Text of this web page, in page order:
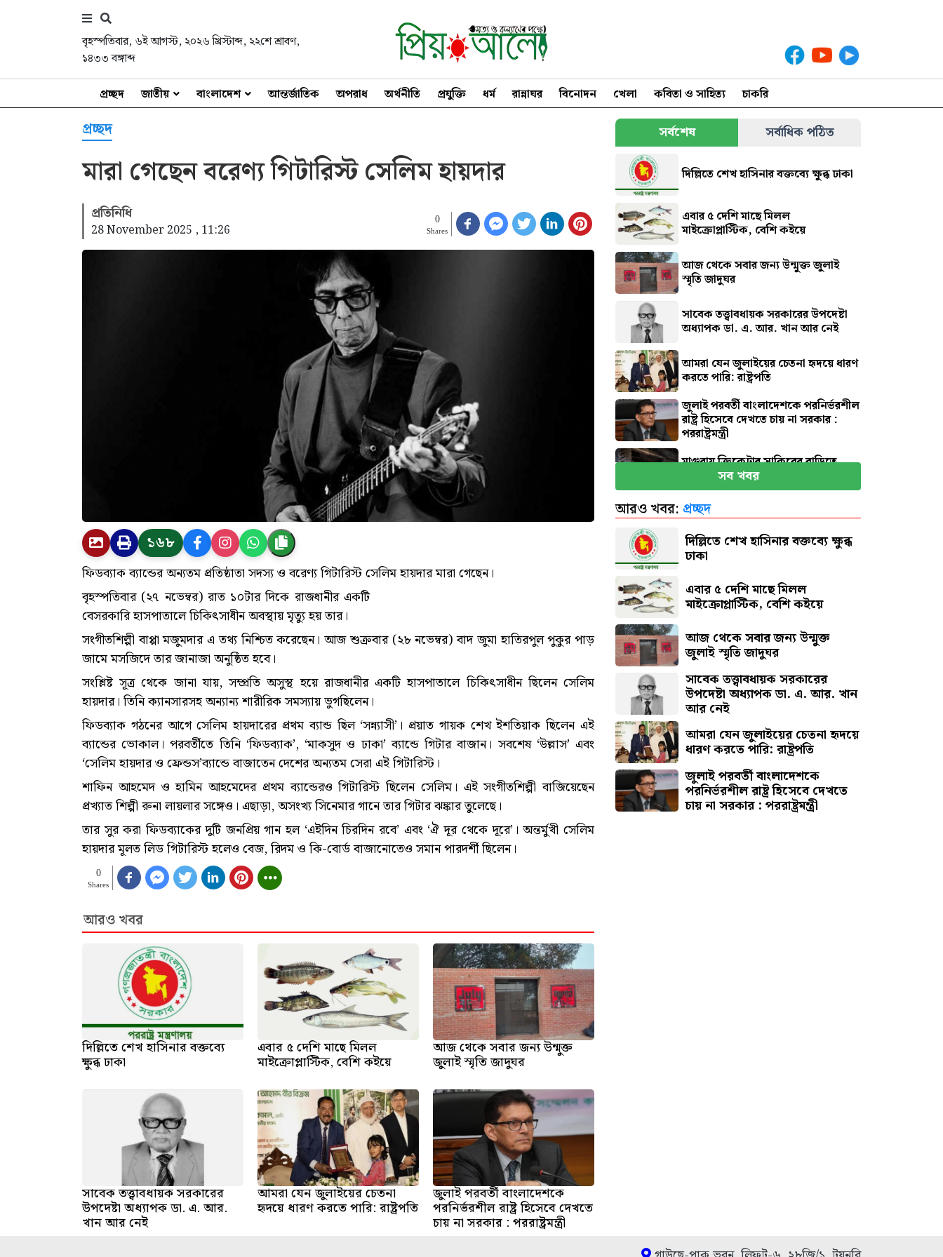
বৃহস্পতিবার, ৬ই আগস্ট, ২০২৬ খ্রিস্টাব্দ, ২২শে শ্রাবণ,
১৪৩৩ বঙ্গাব্দ
প্রচ্ছদ জাতীয় বাংলাদেশ আন্তর্জাতিক অপরাধ অর্থনীতি প্রযুক্তি ধর্ম রান্নাঘর বিনোদন খেলা কবিতা ও সাহিত্য চাকরি
প্রচ্ছদ
মারা গেছেন বরেণ্য গিটারিস্ট সেলিম হায়দার
প্রতিনিধি
28 November 2025 , 11:26
0
Shares
১৬৮
ফিডব্যাক ব্যান্ডের অন্যতম প্রতিষ্ঠাতা সদস্য ও বরেণ্য গিটারিস্ট সেলিম হায়দার মারা গেছেন।
বৃহস্পতিবার (২৭ নভেম্বর) রাত ১০টার দিকে রাজধানীর একটি
বেসরকারি হাসপাতালে চিকিৎসাধীন অবস্থায় মৃত্যু হয় তার।
সংগীতশিল্পী বাপ্পা মজুমদার এ তথ্য নিশ্চিত করেছেন। আজ শুক্রবার (২৮ নভেম্বর) বাদ জুমা হাতিরপুল পুকুর পাড়
জামে মসজিদে তার জানাজা অনুষ্ঠিত হবে।
সংশ্লিষ্ট সূত্র থেকে জানা যায়, সম্প্রতি অসুস্থ হয়ে রাজধানীর একটি হাসপাতালে চিকিৎসাধীন ছিলেন সেলিম
হায়দার। তিনি ক্যানসারসহ অন্যান্য শারীরিক সমস্যায় ভুগছিলেন।
ফিডব্যাক গঠনের আগে সেলিম হায়দারের প্রথম ব্যান্ড ছিল ‌‘সন্ন্যাসী’। প্রয়াত গায়ক শেখ ইশতিয়াক ছিলেন এই
ব্যান্ডের ভোকাল। পরবর্তীতে তিনি ‘ফিডব্যাক’, ‘মাকসুদ ও ঢাকা’ ব্যান্ডে গিটার বাজান। সবশেষ ‘উল্লাস’ এবং
‘সেলিম হায়দার ও ফ্রেন্ডস’ব্যান্ডে বাজাতেন দেশের অন্যতম সেরা এই গিটারিস্ট।
শাফিন আহমেদ ও হামিন আহমেদের প্রথম ব্যান্ডেরও গিটারিস্ট ছিলেন সেলিম। এই সংগীতশিল্পী বাজিয়েছেন
প্রখ্যাত শিল্পী রুনা লায়লার সঙ্গেও। এছাড়া, অসংখ্য সিনেমার গানে তার গিটার ঝঙ্কার তুলেছে।
তার সুর করা ফিডব্যাকের দুটি জনপ্রিয় গান হল ‘এইদিন চিরদিন রবে’ এবং ‘ঐ দূর থেকে দূরে’। অন্তর্মুখী সেলিম
হায়দার মূলত লিড গিটারিস্ট হলেও বেজ, রিদম ও কি-বোর্ড বাজানোতেও সমান পারদর্শী ছিলেন।
0
Shares
আরও খবর
দিল্লিতে শেখ হাসিনার বক্তব্যে
ক্ষুব্ধ ঢাকা
এবার ৫ দেশি মাছে মিলল
মাইক্রোপ্লাস্টিক, বেশি কইয়ে
আজ থেকে সবার জন্য উন্মুক্ত
জুলাই স্মৃতি জাদুঘর
সাবেক তত্ত্বাবধায়ক সরকারের
উপদেষ্টা অধ্যাপক ডা. এ. আর.
খান আর নেই
আমরা যেন জুলাইয়ের চেতনা
হৃদয়ে ধারণ করতে পারি: রাষ্ট্রপতি
জুলাই পরবর্তী বাংলাদেশকে
পরনির্ভরশীল রাষ্ট্র হিসেবে দেখতে
চায় না সরকার : পররাষ্ট্রমন্ত্রী
সর্বশেষ সর্বাধিক পঠিত
দিল্লিতে শেখ হাসিনার বক্তব্যে ক্ষুব্ধ ঢাকা
এবার ৫ দেশি মাছে মিলল
মাইক্রোপ্লাস্টিক, বেশি কইয়ে
আজ থেকে সবার জন্য উন্মুক্ত জুলাই
স্মৃতি জাদুঘর
সাবেক তত্ত্বাবধায়ক সরকারের উপদেষ্টা
অধ্যাপক ডা. এ. আর. খান আর নেই
আমরা যেন জুলাইয়ের চেতনা হৃদয়ে ধারণ
করতে পারি: রাষ্ট্রপতি
জুলাই পরবর্তী বাংলাদেশকে পরনির্ভরশীল
রাষ্ট্র হিসেবে দেখতে চায় না সরকার :
পররাষ্ট্রমন্ত্রী
মাগুরায় ক্রিকেটার সাকিবের বাড়িতে
নতুন দায়িত্বে প্রতিমন্ত্রী ববি হাজ্জাজ
সব খবর
আরও খবর: প্রচ্ছদ
দিল্লিতে শেখ হাসিনার বক্তব্যে ক্ষুব্ধ
ঢাকা
এবার ৫ দেশি মাছে মিলল
মাইক্রোপ্লাস্টিক, বেশি কইয়ে
আজ থেকে সবার জন্য উন্মুক্ত
জুলাই স্মৃতি জাদুঘর
সাবেক তত্ত্বাবধায়ক সরকারের
উপদেষ্টা অধ্যাপক ডা. এ. আর. খান
আর নেই
আমরা যেন জুলাইয়ের চেতনা হৃদয়ে
ধারণ করতে পারি: রাষ্ট্রপতি
জুলাই পরবর্তী বাংলাদেশকে
পরনির্ভরশীল রাষ্ট্র হিসেবে দেখতে
চায় না সরকার : পররাষ্ট্রমন্ত্রী